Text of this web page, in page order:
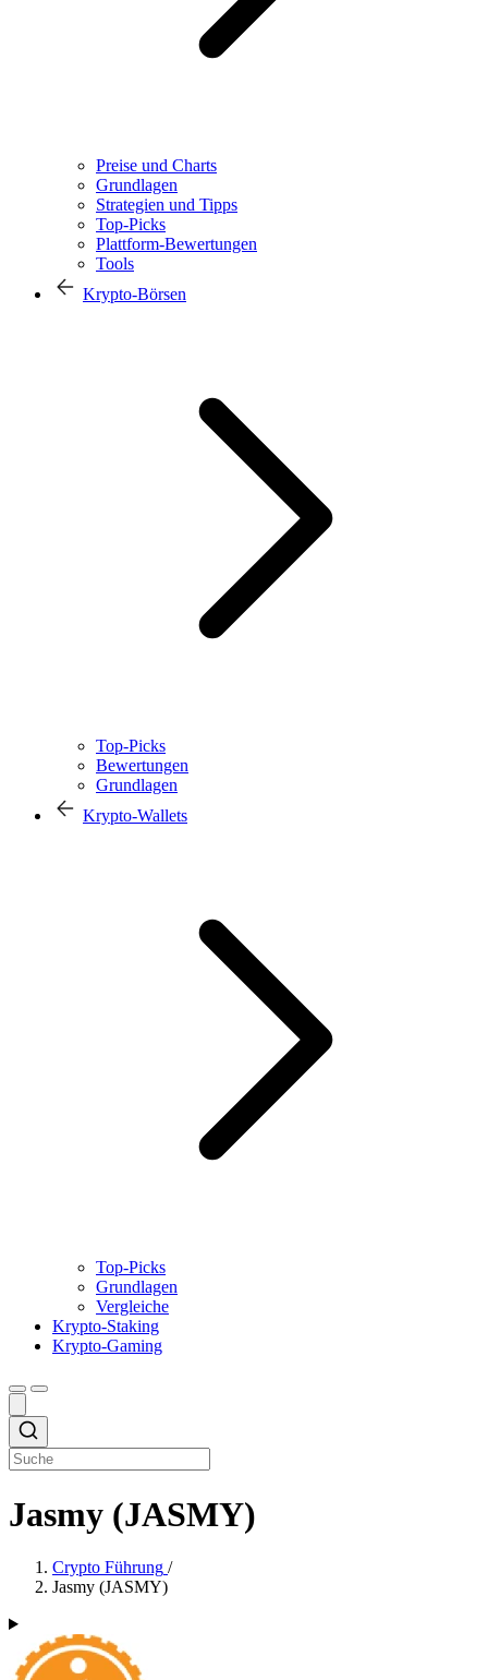
Preise und Charts
Grundlagen
Strategien und Tipps
Top-Picks
Plattform-Bewertungen
Tools
Krypto-Börsen
Top-Picks
Bewertungen
Grundlagen
Krypto-Wallets
Top-Picks
Grundlagen
Vergleiche
Krypto-Staking
Krypto-Gaming
Jasmy (JASMY)
Crypto Führung /
Jasmy (JASMY)